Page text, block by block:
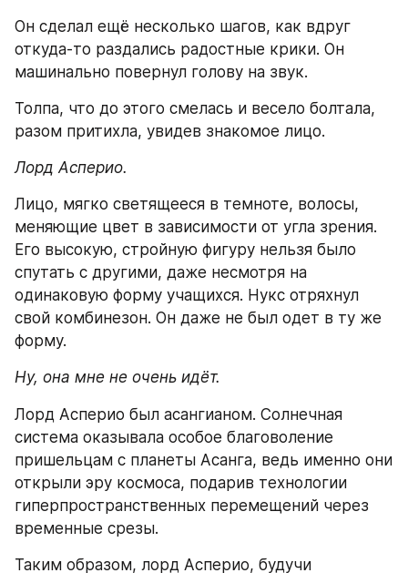
Он сделал ещё несколько шагов, как вдруг
откуда-то раздались радостные крики. Он
машинально повернул голову на звук.
Толпа, что до этого смелась и весело болтала,
разом притихла, увидев знакомое лицо.
Лорд Асперио.
Лицо, мягко светящееся в темноте, волосы,
меняющие цвет в зависимости от угла зрения.
Его высокую, стройную фигуру нельзя было
спутать с другими, даже несмотря на
одинаковую форму учащихся. Нукс отряхнул
свой комбинезон. Он даже не был одет в ту же
форму.
Ну, она мне не очень идёт.
Лорд Асперио был асангианом. Солнечная
система оказывала особое благоволение
пришельцам с планеты Асанга, ведь именно они
открыли эру космоса, подарив технологии
гиперпространственных перемещений через
временные срезы.
Таким образом, лорд Асперио, будучи